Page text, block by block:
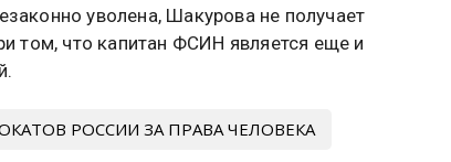
уволена, Шакурова не получает
том, что капитан ФСИН является еще и
РОССИИ ЗА ПРАВА ЧЕЛОВЕКА